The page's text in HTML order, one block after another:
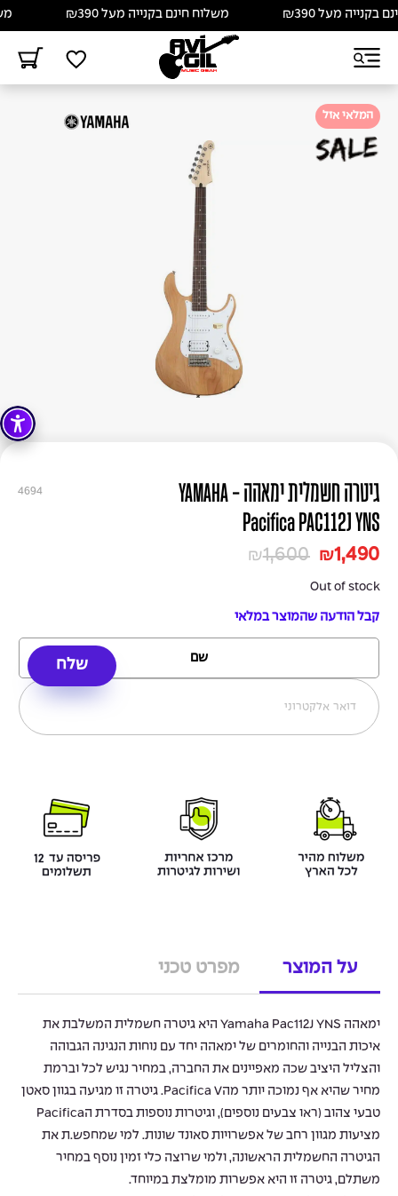
מעל ₪390 משלוח חינם בקנייה מעל ₪390
המלאי אזל
4694
גיטרה חשמלית ימאהה - YAMAHA
Pacifica PAC112J YNS
₪1,600 ₪1,490
Out of stock
קבל הודעה שהמוצר במלאי
על המוצר מפרט טכני
ימאהה Yamaha Pac112J YNS היא גיטרה חשמלית המשלבת את
איכות הבנייה והחומרים של ימאהה יחד עם נוחות הנגינה הגבוהה
והצליל היציב שכה מאפיינים את החברה, במחיר נגיש לכל וברמת
מחיר שהיא אף נמוכה יותר מהPacifica V. גיטרה זו מגיעה בגוון סאטן
טבעי צהוב (ראו צבעים נוספים), וגיטרות נוספות בסדרת הPacifica
מציעות מגוון רחב של אפשרויות סאונד שונות. למי שמחפש.ת את
הגיטרה החשמלית הראשונה, ולמי שרוצה כלי זמין נוסף במחיר
משתלם, גיטרה זו היא אפשרות מומלצת במיוחד.